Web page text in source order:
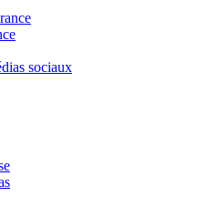
sociaux